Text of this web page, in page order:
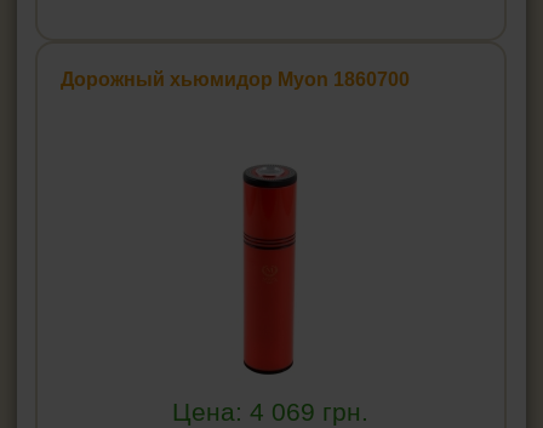
Дорожный хьюмидор Myon 1860700
Цена:4 069 грн.